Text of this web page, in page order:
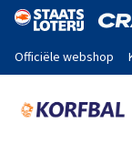
Naar de hoofdinhoud
Officiële webshop